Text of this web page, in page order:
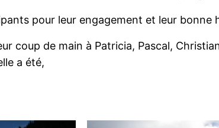
pour leur engagement et leur bonne
coup de main à Patricia, Pascal,
a été,